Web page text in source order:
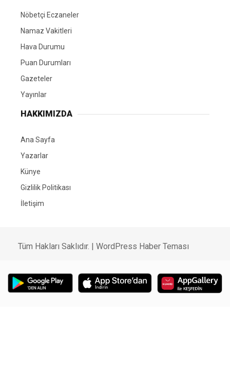
Nöbetçi Eczaneler
Namaz Vakitleri
Hava Durumu
Puan Durumları
Gazeteler
Yayınlar
HAKKIMIZDA
Ana Sayfa
Yazarlar
Künye
Gizlilik Politikası
İletişim
Tüm Hakları Saklıdır. | WordPress Haber Teması